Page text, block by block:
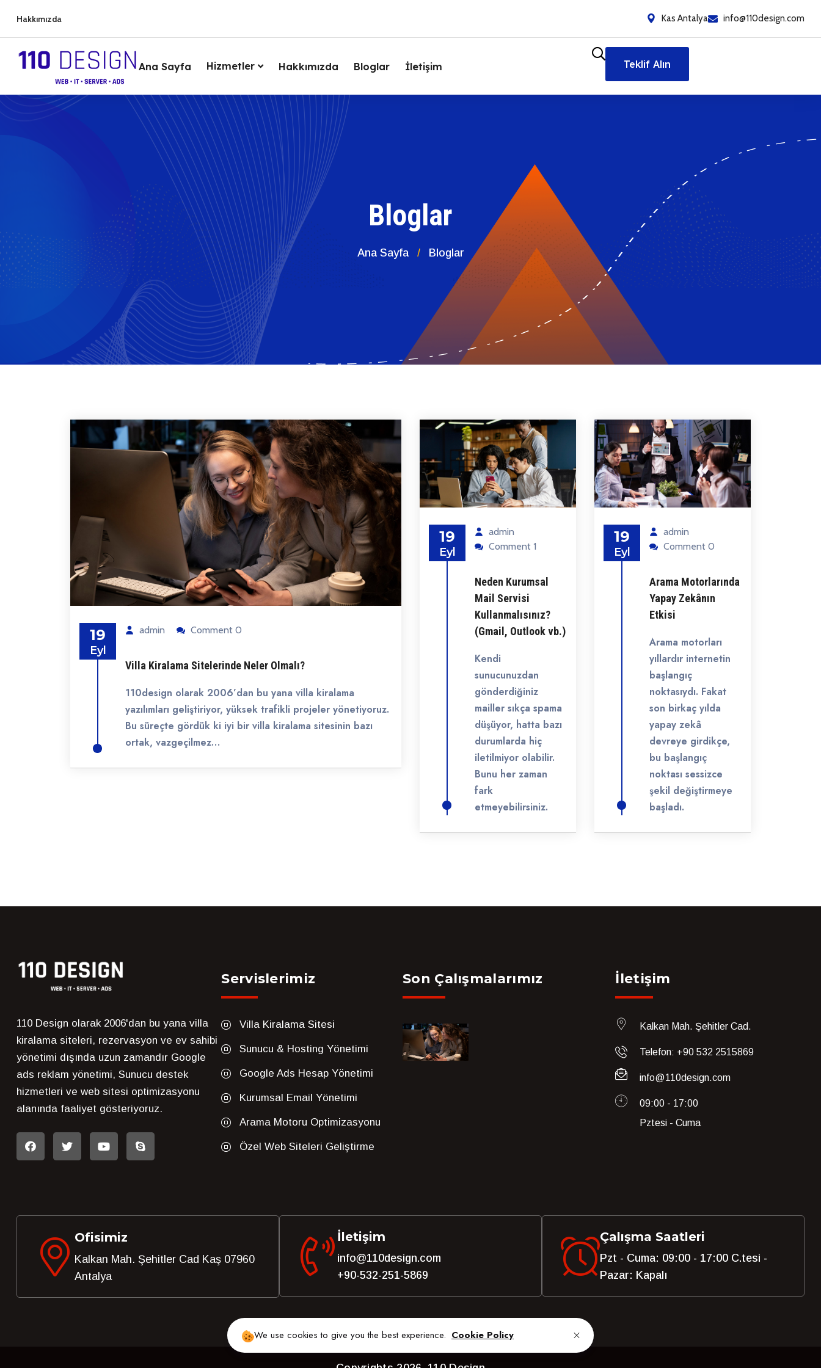
Hakkımızda Kas Antalya info@110design.com
Ana Sayfa Hizmetler Hakkımızda Bloglar İletişim Teklif Alın
Bloglar
Ana Sayfa Bloglar
19
Eyl
admin Comment 0
Villa Kiralama Sitelerinde Neler Olmalı?
110design olarak 2006’dan bu yana villa kiralama
yazılımları geliştiriyor, yüksek trafikli projeler yönetiyoruz.
Bu süreçte gördük ki iyi bir villa kiralama sitesinin bazı
ortak, vazgeçilmez…
19
Eyl
admin
Comment 1
Neden Kurumsal
Mail Servisi
Kullanmalısınız?
(Gmail, Outlook vb.)
Kendi
sunucunuzdan
gönderdiğiniz
mailler sıkça spama
düşüyor, hatta bazı
durumlarda hiç
iletilmiyor olabilir.
Bunu her zaman
fark
etmeyebilirsiniz.
19
Eyl
admin
Comment 0
Arama Motorlarında
Yapay Zekânın
Etkisi
Arama motorları
yıllardır internetin
başlangıç
noktasıydı. Fakat
son birkaç yılda
yapay zekâ
devreye girdikçe,
bu başlangıç
noktası sessizce
şekil değiştirmeye
başladı.
110 Design olarak 2006'dan bu yana villa
kiralama siteleri, rezervasyon ve ev sahibi
yönetimi dışında uzun zamandır Google
ads reklam yönetimi, Sunucu destek
hizmetleri ve web sitesi optimizasyonu
alanında faaliyet gösteriyoruz.
Servislerimiz
Villa Kiralama Sitesi
Sunucu & Hosting Yönetimi
Google Ads Hesap Yönetimi
Kurumsal Email Yönetimi
Arama Motoru Optimizasyonu
Özel Web Siteleri Geliştirme
Son Çalışmalarımız İletişim
Kalkan Mah. Şehitler Cad.
Telefon: +90 532 2515869
info@110design.com
09:00 - 17:00
Pztesi - Cuma
Ofisimiz
Kalkan Mah. Şehitler Cad Kaş 07960
Antalya
İletişim
info@110design.com
+90-532-251-5869
Çalışma Saatleri
Pzt - Cuma: 09:00 - 17:00 C.tesi -
Pazar: Kapalı
We use cookies to give you the best experience. Cookie Policy